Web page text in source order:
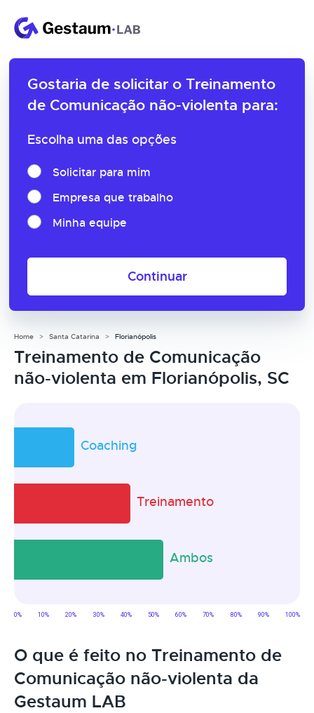
Gostaria de solicitar o Treinamento
de Comunicação não-violenta para:
Escolha uma das opções
Solicitar para mim
Empresa que trabalho
Minha equipe
Continuar
Home Santa Catarina Florianópolis
Treinamento de Comunicação
não-violenta em Florianópolis, SC
O que é feito no Treinamento de
Comunicação não-violenta da
Gestaum LAB